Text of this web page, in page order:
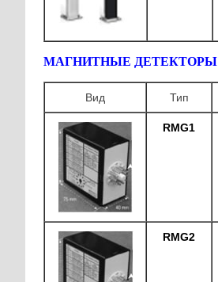
МАГНИТНЫЕ ДЕТЕКТОРЫ
Вид Тип
RMG1
RMG2